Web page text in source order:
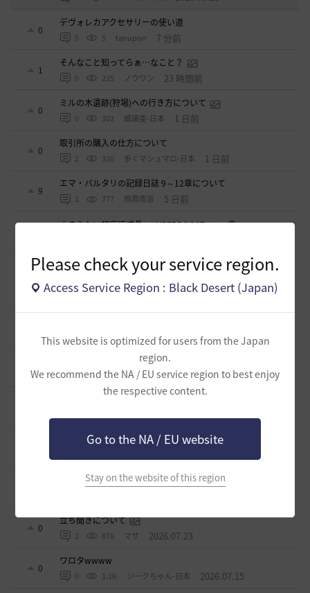
Please check your service region.
Access Service Region : Black Desert (Japan)
This website is optimized for users from the Japan
region.
We recommend the NA / EU service region to best enjoy
the respective content.
Go to the NA / EU website
Stay on the website of this region
0
デヴォレカアクセサリーの使い道
0 5 tanupon 7 分前
1
そんなこと知ってらぁ…なこと？
0 225 ノウワン 23 時間前
0
ミルの木遺跡(狩場)への行き方について
0 302 威璃亜-日本 1 日前
0
取引所の購入の仕方について
2 330 歩くマシュマロ-日本 1 日前
9
エマ・バルタリの記録日誌 9～12章について
1 777 飛鳥雨音 5 日前
止まらない超高速成長、HYPERBOOST
【ギルド名声】2026ハイデル宴会スクショ【どうなる？】
（2026年ギルド名声アプデリンク追記）
0 863 セルベリア 2026.07.27
0 2026.07.24
波に乗って流れ着いた宝の地図の場所
2 905 倉庫の 2026.07.24
週間イベントについて
ベテラン＆ルーキー クーポン配布
ドーサやソーサレスの無敵踊りについて
0
立ち聞きについて
2 878 マサ 2026.07.23
0
ワロタwwww
0 1.1K ジークちゃん-日本 2026.07.15